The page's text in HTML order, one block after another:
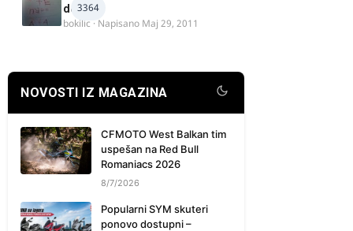
3364
delova
bokilic · Napisano Maj 29, 2011
NOVOSTI IZ MAGAZINA
CFMOTO West Balkan tim
uspešan na Red Bull
Romaniacs 2026
8/7/2026
Popularni SYM skuteri
ponovo dostupni –